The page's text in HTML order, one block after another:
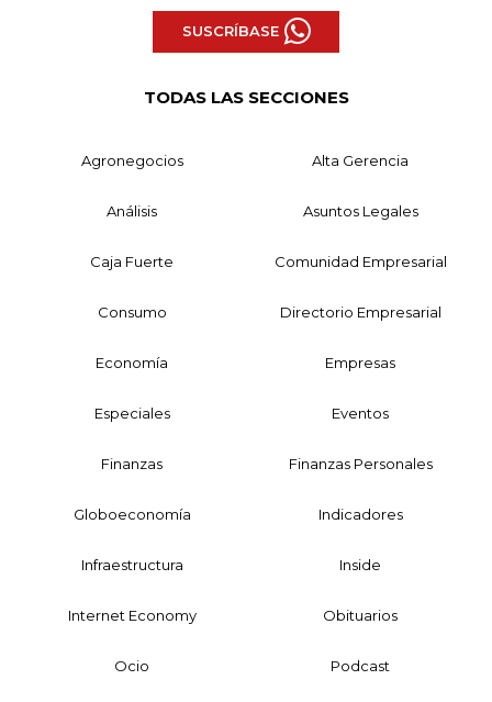
SUSCRÍBASE
TODAS LAS SECCIONES
Agronegocios Alta Gerencia
Análisis Asuntos Legales
Caja Fuerte Comunidad Empresarial
Consumo Directorio Empresarial
Economía Empresas
Especiales Eventos
Finanzas Finanzas Personales
Globoeconomía Indicadores
Infraestructura Inside
Internet Economy Obituarios
Ocio Podcast